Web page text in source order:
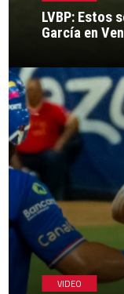
LVBP: Estos
García en
VIDEO